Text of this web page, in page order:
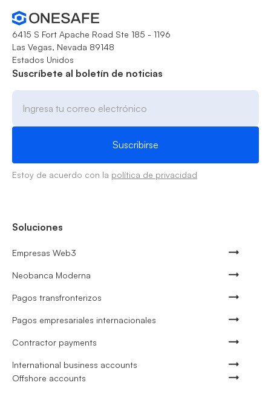
6415 S Fort Apache Road Ste 185 - 1196
Las Vegas, Nevada 89148
Estados Unidos
Suscríbete al boletín de noticias
Estoy de acuerdo con la política de privacidad
Soluciones
Empresas Web3
Neobanca Moderna
Pagos transfronterizos
Pagos empresariales internacionales
Contractor payments
International business accounts
Offshore accounts